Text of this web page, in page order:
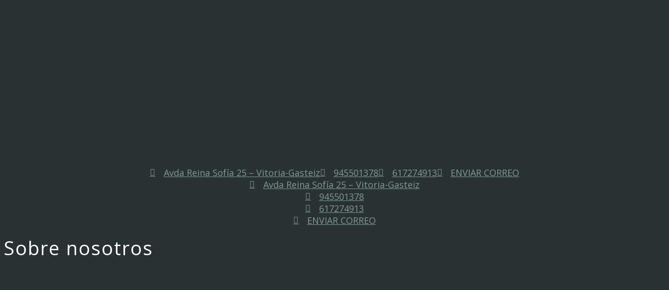
Avda Reina Sofía 25 – Vitoria-Gasteiz 945501378 617274913
ENVIAR CORREO
Avda Reina Sofía 25 – Vitoria-Gasteiz
945501378
617274913
ENVIAR CORREO
Sobre nosotros